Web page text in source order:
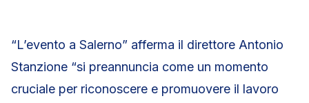
“L’evento a Salerno” afferma il direttore Antonio
Stanzione “si preannuncia come un momento
cruciale per riconoscere e promuovere il lavoro